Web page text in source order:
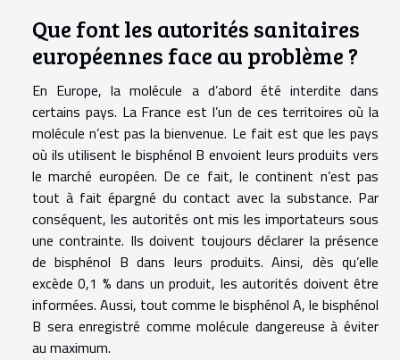
Que font les autorités sanitaires
européennes face au problème ?
En Europe, la molécule a d’abord été interdite dans
certains pays. La France est l’un de ces territoires où la
molécule n’est pas la bienvenue. Le fait est que les pays
où ils utilisent le bisphénol B envoient leurs produits vers
le marché européen. De ce fait, le continent n’est pas
tout à fait épargné du contact avec la substance. Par
conséquent, les autorités ont mis les importateurs sous
une contrainte. Ils doivent toujours déclarer la présence
de bisphénol B dans leurs produits. Ainsi, dès qu’elle
excède 0,1 % dans un produit, les autorités doivent être
informées. Aussi, tout comme le bisphénol A, le bisphénol
B sera enregistré comme molécule dangereuse à éviter
au maximum.